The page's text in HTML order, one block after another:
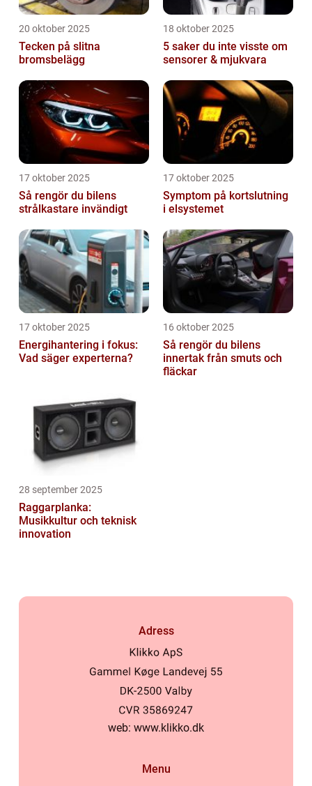
20 oktober 2025
Tecken på slitna
bromsbelägg
18 oktober 2025
5 saker du inte visste om
sensorer & mjukvara
17 oktober 2025
Så rengör du bilens
strålkastare invändigt
17 oktober 2025
Symptom på kortslutning
i elsystemet
17 oktober 2025
Energihantering i fokus:
Vad säger experterna?
16 oktober 2025
Så rengör du bilens
innertak från smuts och
fläckar
28 september 2025
Raggarplanka:
Musikkultur och teknisk
innovation
Adress
web: www.klikko.dk
Menu